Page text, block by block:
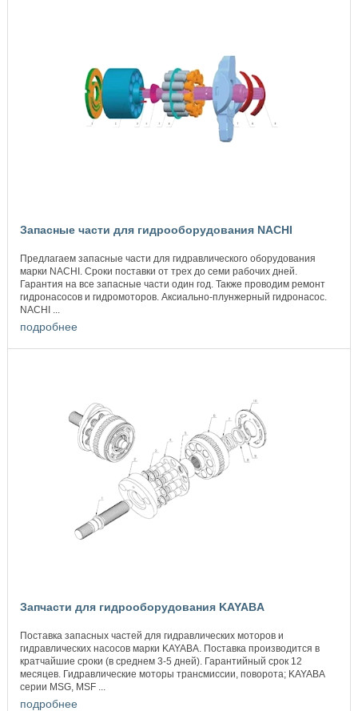
Запасные части для гидрооборудования NACHI
Предлагаем запасные части для гидравлического оборудования
марки NACHI. Сроки поставки от трех до семи рабочих дней.
Гарантия на все запасные части один год. Также проводим ремонт
гидронасосов и гидромоторов. Аксиально-плунжерный гидронасос.
NACHI ...
подробнее
Запчасти для гидрооборудования KAYABA
Поставка запасных частей для гидравлических моторов и
гидравлических насосов марки KAYABA. Поставка производится в
кратчайшие сроки (в среднем 3-5 дней). Гарантийный срок 12
месяцев. Гидравлические моторы трансмиссии, поворота; KAYABA
серии MSG, MSF ...
подробнее